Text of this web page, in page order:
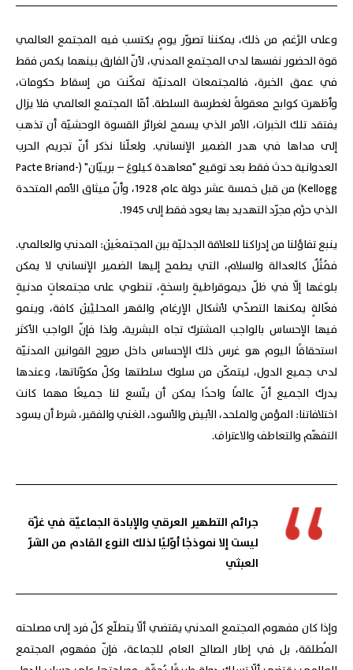
وعلى الرَّغم من ذلك، يمكننا تصوّر يومٍ يكتسب فيه المجتمع العالمي
قوة الحضور نفسها لدى المجتمع المدني، لأنّ الفارق بينهما يكمن فقط
في عمق الخبرة، فالمجتمعات المدنيّة تمكّنت من إسقاط حكومات،
وأظهرت كوابح معقولةً لغطرسة السلطة. أمّا المجتمع العالمي فلا يزال
يفتقد تلك الخبرات، الأمر الذي يسمح لغرائز القسوة الوحشيّة أن تذهب
إلى مداها في هدر الضمير الإنساني. ولعلّنا نذكر أنّ تجريم الحرب
العدوانية حدث فقط بعد توقيع "معاهدة كيلوغ – برييّان" (Pacte Briand-
Kellogg) من قبل خمسة عشر دولة عام 1928، وأنّ ميثاق الأمم المتحدة
الذي حرَّم مجرّد التهديد بها يعود فقط إلى 1945.
ينبع تفاؤلنا من إدراكنا للعلاقة الجدليّة بين المجتمعَيْن: المدني والعالمي.
فمُثُلٌ كالعدالة والسلام، التي يطمح إليها الضمير الإنساني لا يمكن
بلوغها إلّا في ظلّ ديموقراطيةٍ راسخةٍ، تنطوي على مجتمعاتٍ مدنيةٍ
فعّالةٍ يمكنها التصدّي لأشكال الإرغام والقهر المحليَّيْن كافة، وينمو
فيها الإحساس بالواجب المشترك تجاه البشرية.ولذا فإنّ الواجب الأكثر
استحقاقًا اليوم هو غرس ذلك الإحساس داخل صروح القوانين المدنيّة
لدى جميع الدول، ليتمكّن من سلوك سلطتها وكلّ مكوّناتها، وعندها
يدرك الجميع أنّ عالمًا واحدًا يمكن أن يتّسع لنا جميعًا مهما كانت
اختلافاتنا: المؤمن والملحد، الأبيض والأسود، الغني والفقير، شرط أن يسود
التفهّم والتعاطف والاعتراف.
جرائم التطهير العرقي والإبادة الجماعيّة في غزّة
ليست إلا نموذجًا أوّليًا لذلك النوع القادم من الشرّ
العبثي
وإذا كان مفهوم المجتمع المدني يقتضي ألّا يتطلّع كلّ فرد إلى مصلحته
المُطلقة، بل في إطار الصالح العام للجماعة، فإنّ مفهوم المجتمع